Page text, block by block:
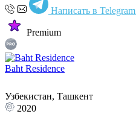
Написать в Telegram
Premium
Baht Residence
Узбекистан, Ташкент
2020